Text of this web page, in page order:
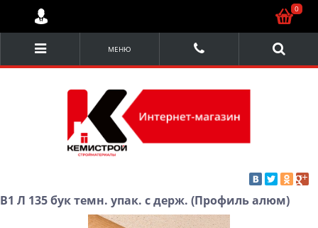
МЕНЮ
В1 Л 135 бук темн. упак. с держ. (Профиль алюм)
0